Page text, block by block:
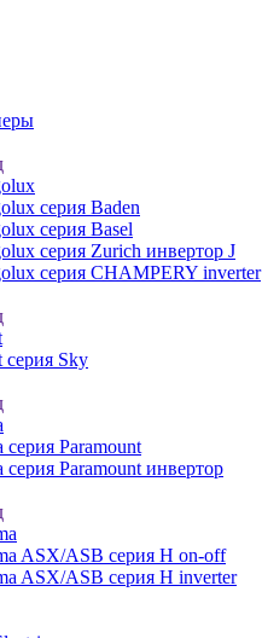
серия Baden
серия Basel
серия Zurich инвертор J
серия CHAMPERY inverter
серия Sky
серия Paramount
серия Paramount инвертор
ASX/ASB серия Н on-off
ASX/ASB серия Н inverter